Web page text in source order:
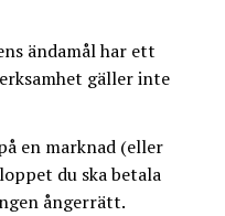
ändamål har ett
gäller inte
en marknad (eller
du ska betala
ångerrätt.